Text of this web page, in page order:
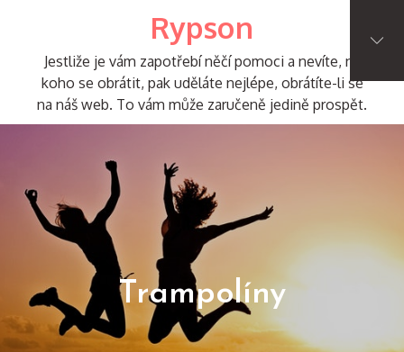
content
Rypson
Jestliže je vám zapotřebí něčí pomoci a nevíte, na
koho se obrátit, pak uděláte nejlépe, obrátíte-li se
na náš web. To vám může zaručeně jedině prospět.
Trampolíny